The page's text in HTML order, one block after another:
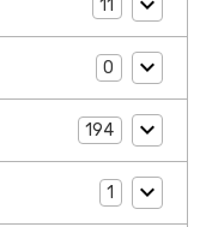
11
0
194
1